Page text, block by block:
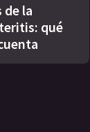
de la
qué